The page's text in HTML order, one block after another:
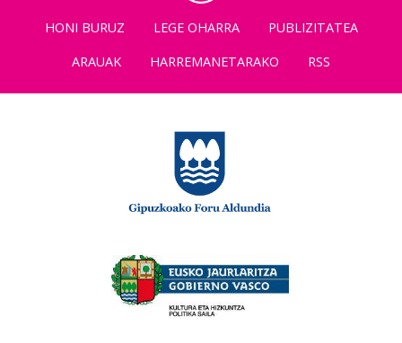
HONI BURUZ LEGE OHARRA
PUBLIZITATEA
ARAUAK
HARREMANETARAKO RSS